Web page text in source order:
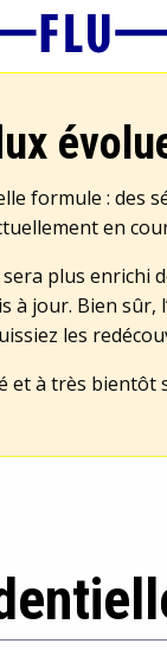
formule : des
en
plus enrichi
jour. Bien sûr,
les
et à très bientôt